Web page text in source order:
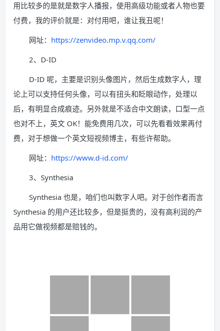
用比较多的是就是数字人播报，使用高级功能或者人物也要
付费，我的评价就是：对付用吧，谁让我丑呢！
网址： https://zenvideo.mp.v.qq.com/
2、D-ID
D-ID 呢，主要是识别头像图片，然后生成数字人，理
论上可以支持任何头像，可以有扭头和眨眼动作，处理以
后，有明显合成痕迹。另外就是不适合中文朗读，口型一点
也对不上，英文 OK！能免费用几次，可以先看看效果再付
费，对于想做一个英文短视频博主，有些许帮助。
网址： https://www.d-id.com/
3、Synthesia
Synthesia 也是，咱们也叫数字人吧。对于创作者而言
Synthesia 的用户还比较多，但是挺贵的，没有高利润的产
品用它做视频都是赔钱的。